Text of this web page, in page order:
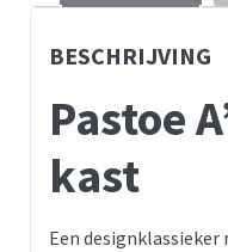
BESCHRIJVING
Pastoe
kast
Een